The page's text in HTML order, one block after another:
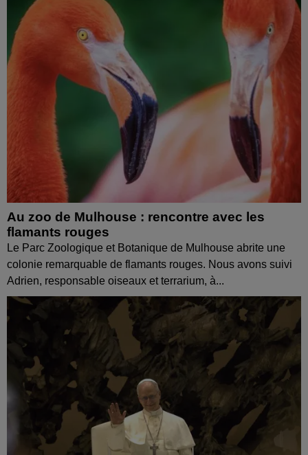
Au zoo de Mulhouse : rencontre avec les
flamants rouges
Le Parc Zoologique et Botanique de Mulhouse abrite une
colonie remarquable de flamants rouges. Nous avons suivi
Adrien, responsable oiseaux et terrarium, à...